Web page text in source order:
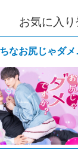
お気に入
え